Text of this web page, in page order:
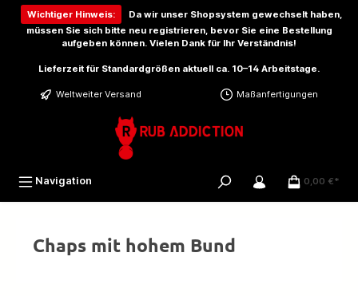
springen
Wichtiger Hinweis:
Da wir unser Shopsystem gewechselt haben,
müssen Sie sich bitte neu registrieren, bevor Sie eine Bestellung
aufgeben können. Vielen Dank für Ihr Verständnis!
Lieferzeit für Standardgrößen aktuell ca. 10–14 Arbeitstage.
Weltweiter Versand Maßanfertigungen
Navigation 0,00 €*
Chaps mit hohem Bund